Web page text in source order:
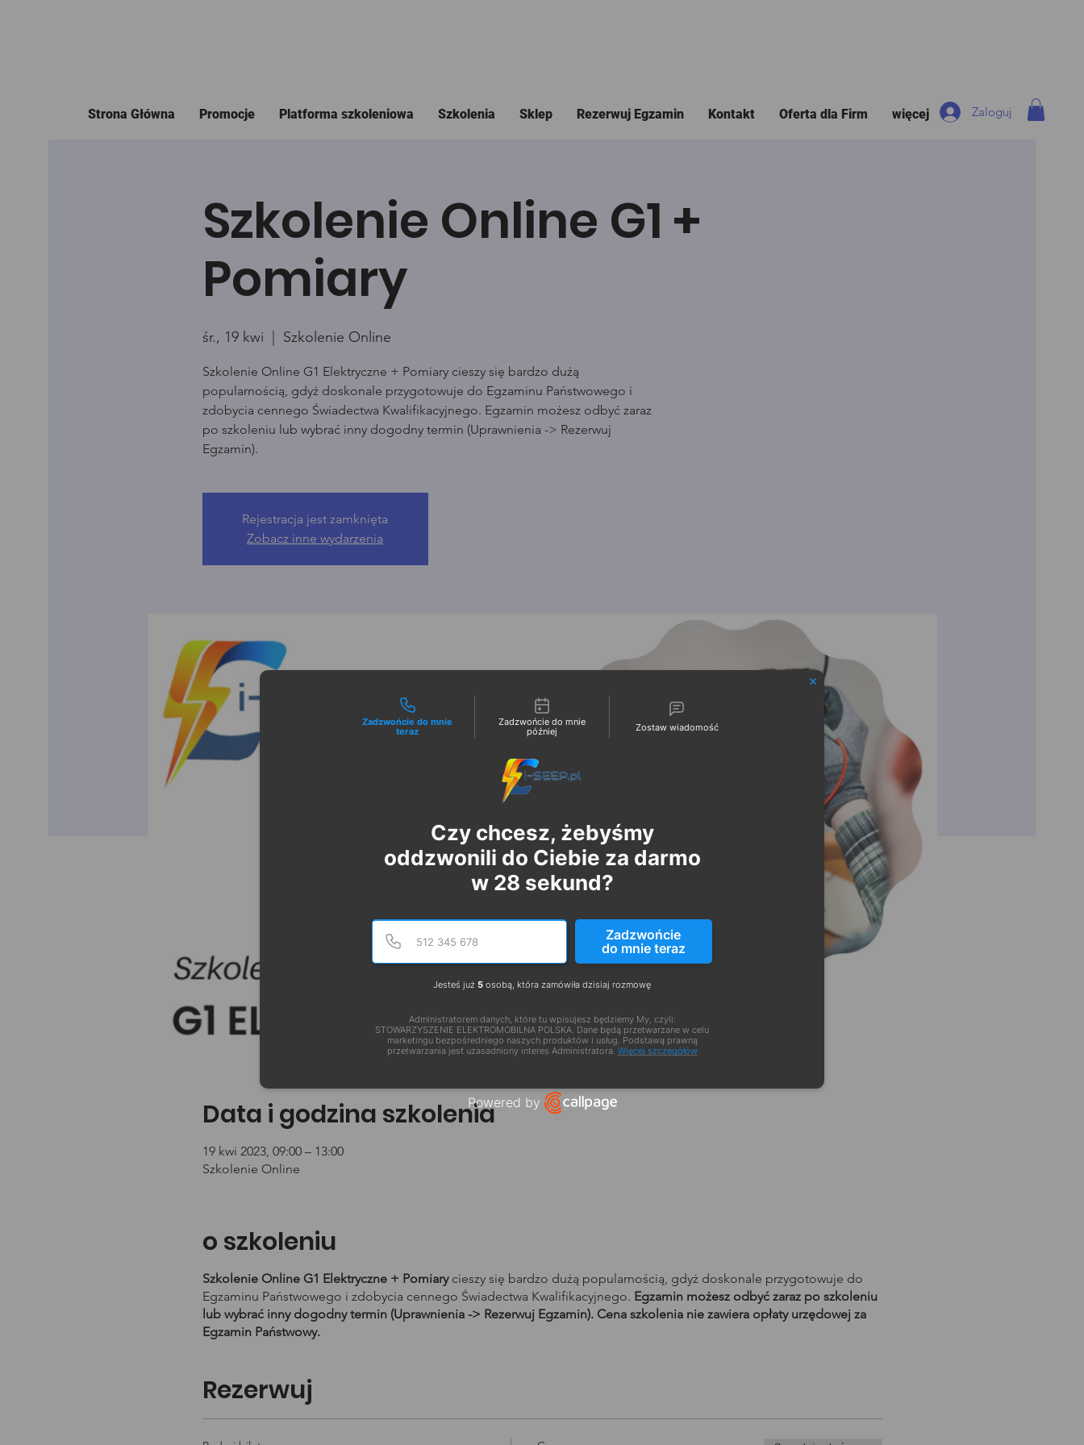
Strona Główna Promocje Platforma szkoleniowa Szkolenia Sklep Rezerwuj Egzamin Kontakt Oferta dla Firm więcej Zaloguj
Szkolenie Online G1 +
Pomiary
śr., 19 kwi
  |
Szkolenie Online
Szkolenie Online G1 Elektryczne + Pomiary cieszy się bardzo dużą
popularnością, gdyż doskonale przygotowuje do Egzaminu Państwowego i
zdobycia cennego Świadectwa Kwalifikacyjnego. Egzamin możesz odbyć zaraz
po szkoleniu lub wybrać inny dogodny termin (Uprawnienia -> Rezerwuj
Egzamin).
Rejestracja jest zamknięta
Zobacz inne wydarzenia
Data i godzina szkolenia
19 kwi 2023, 09:00 – 13:00
Szkolenie Online
o szkoleniu
Szkolenie Online G1 Elektryczne + Pomiarycieszy się bardzo dużą popularnością, gdyż doskonale przygotowuje do
Egzaminu Państwowego i zdobycia cennego Świadectwa Kwalifikacyjnego. Egzamin możesz odbyć zaraz po szkoleniu
lub wybrać inny dogodny termin (Uprawnienia -> Rezerwuj Egzamin). Cena szkolenia nie zawiera opłaty urzędowej za
Egzamin Państwowy.
Rezerwuj
Możliwości kontaktu
Zadzwońcie do mnie
teraz
Zadzwońcie do mnie
później
Zostaw wiadomość
Czy chcesz, żebyśmy
oddzwonili do Ciebie za darmo
w 28 sekund?
Numer telefonu
Podaj poprawny numer telefonu w formacie E164
Zadzwońcie
do mnie teraz
Jesteś już 5 osobą, która zamówiła dzisiaj rozmowę
Administratorem danych, które tu wpisujesz będziemy My, czyli:
STOWARZYSZENIE ELEKTROMOBILNA POLSKA. Dane będą przetwarzane w celu
marketingu bezpośredniego naszych produktów i usług. Podstawą prawną
przetwarzania jest uzasadniony interes Administratora. Więcej szczegółów
Powered by
Open link in new window